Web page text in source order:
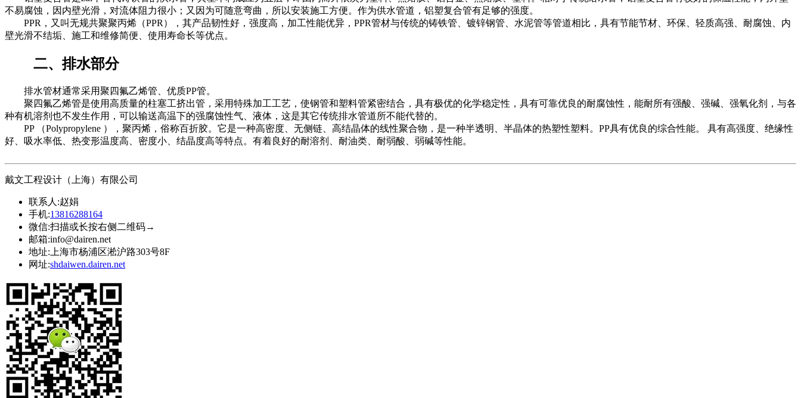
不易腐蚀，因内壁光滑，对流体阻力很小；又因为可随意弯曲，所以安装施工方便。作为供水管道，铝塑复合管有足够的强度。
PPR，又叫无规共聚聚丙烯（PPR），其产品韧性好，强度高，加工性能优异，PPR管材与传统的铸铁管、镀锌钢管、水泥管等管道相比，具有节能节材、环保、轻质高强、耐腐蚀、内
壁光滑不结垢、施工和维修简便、使用寿命长等优点。
二、排水部分
排水管材通常采用聚四氟乙烯管、优质PP管。
聚四氟乙烯管是使用高质量的柱塞工挤出管，采用特殊加工工艺，使钢管和塑料管紧密结合，具有极优的化学稳定性，具有可靠优良的耐腐蚀性，能耐所有强酸、强碱、强氧化剂，与各
种有机溶剂也不发生作用，可以输送高温下的强腐蚀性气、液体，这是其它传统排水管道所不能代替的。
PP （Polypropylene ），聚丙烯，俗称百折胶。它是一种高密度、无侧链、高结晶体的线性聚合物，是一种半透明、半晶体的热塑性塑料。PP具有优良的综合性能。 具有高强度、绝缘性
好、吸水率低、热变形温度高、密度小、结晶度高等特点。有着良好的耐溶剂、耐油类、耐弱酸、弱碱等性能。
戴文工程设计（上海）有限公司
联系人:赵娟
手机:13816288164
微信:扫描或长按右侧二维码→
邮箱:info@dairen.net
地址: 上海市杨浦区淞沪路303号8F
网址:shdaiwen.dairen.net